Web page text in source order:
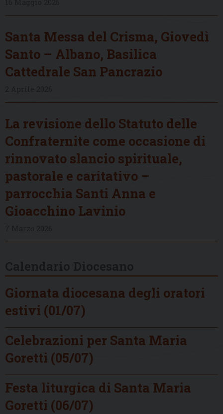
Santa Messa del Crisma, Giovedì
Santo – Albano, Basilica
Cattedrale San Pancrazio
La revisione dello Statuto delle
Confraternite come occasione di
rinnovato slancio spirituale,
pastorale e caritativo –
parrocchia Santi Anna e
Gioacchino Lavinio
Giornata diocesana degli oratori
estivi (01/07)
Celebrazioni per Santa Maria
Goretti (05/07)
Festa liturgica di Santa Maria
Goretti (06/07)